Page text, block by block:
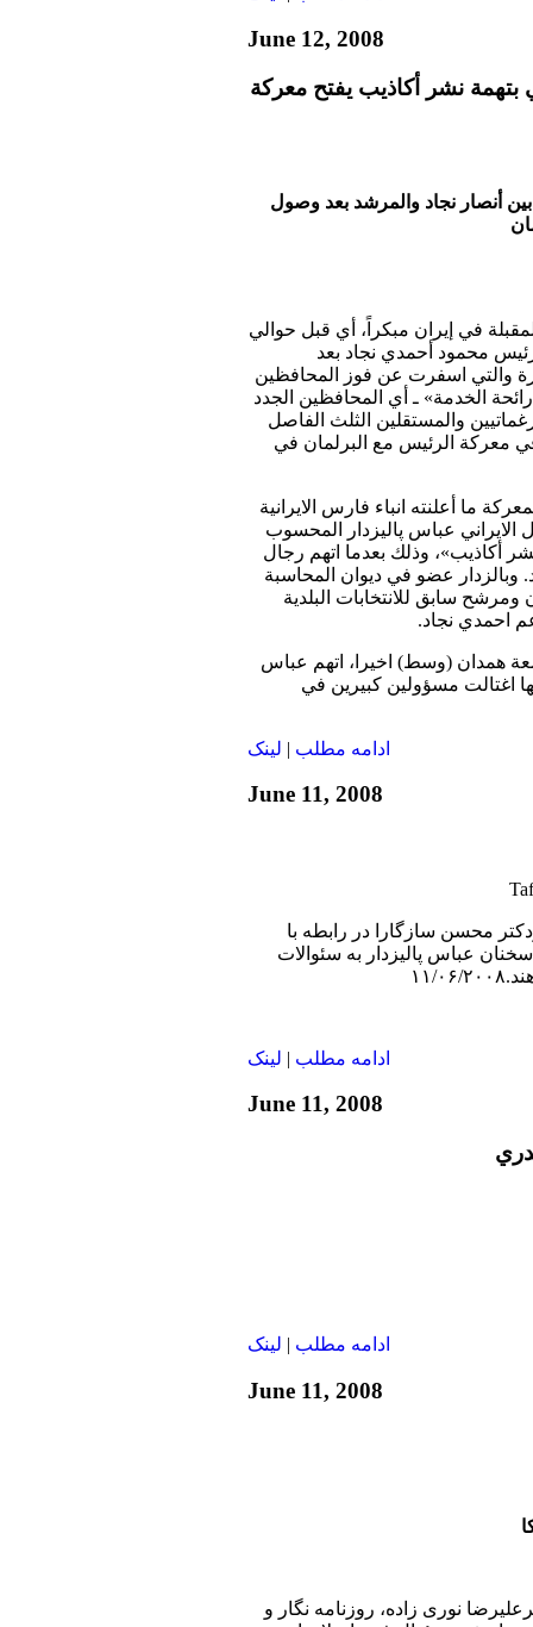
June 12, 2008
بتهمة نشر أكاذيب يفتح معركة
أنصار نجاد والمرشد بعد وصول
في إيران مبكراً، أي قبل حوالي
محمود أحمدي نجاد بعد
والتي اسفرت عن فوز المحافظين
الخدمة» ـ أي المحافظين الجدد
والمستقلين الثلث الفاصل
معركة الرئيس مع البرلمان في
ما أعلنته انباء فارس الايرانية
عباس پاليزدار المحسوب
أكاذيب»، وذلك بعدما اتهم رجال
وبالزدار عضو في ديوان المحاسبة
سابق للانتخابات البلدية
همدان (وسط) اخيرا، اتهم عباس
اغتالت مسؤولين كبيرين في
ادامه مطلب | لينک
June 11, 2008
محسن سازگارا در رابطه با
عباس پاليزدار به سئوالات
ادامه مطلب | لينک
June 11, 2008
ادامه مطلب | لينک
June 11, 2008
نوری زاده، روزنامه نگار و